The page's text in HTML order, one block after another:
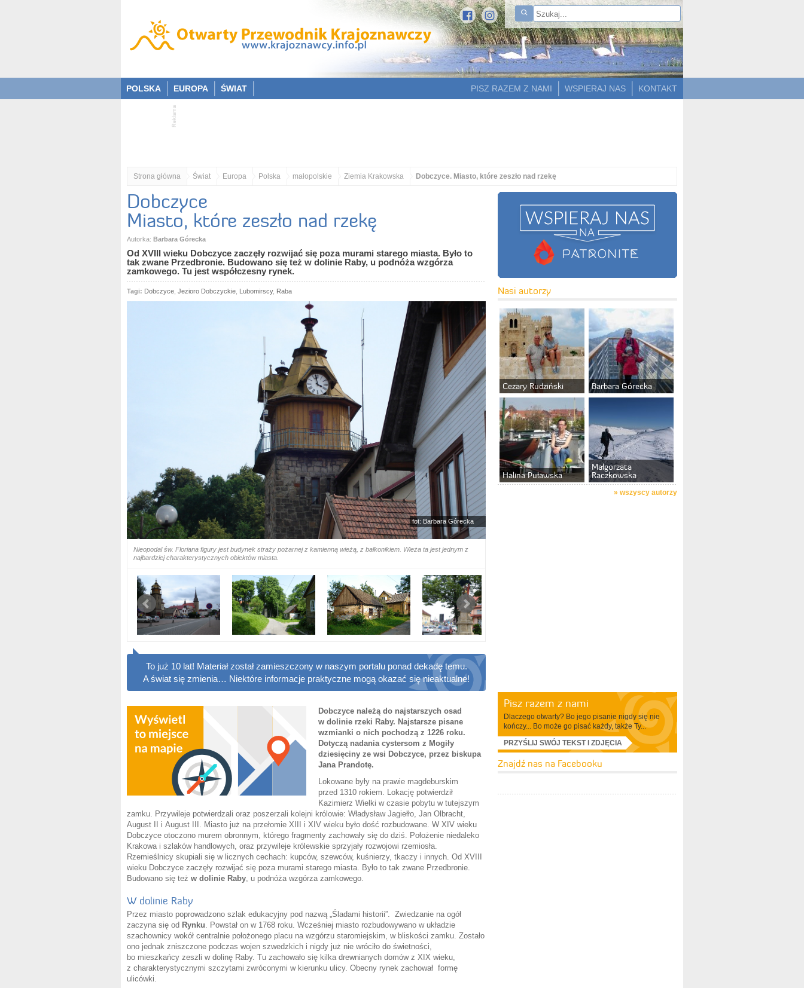
POLSKA EUROPA ŚWIAT KONTAKT
WSPIERAJ NAS
PISZ RAZEM Z NAMI
Strona główna Świat Europa Polska małopolskie Ziemia Krakowska Dobczyce. Miasto, które zeszło nad rzekę
Dobczyce
Miasto, które zeszło nad rzekę
Autorka: Barbara Górecka
Od XVIII wieku Dobczyce zaczęły rozwijać się poza murami starego miasta. Było to
tak zwane Przedbronie. Budowano się też w dolinie Raby, u podnóża wzgórza
zamkowego. Tu jest współczesny rynek.
Tagi: Dobczyce Jezioro Dobczyckie Lubomirscy, Raba
fot: Barbara Górecka
Nieopodal św. Floriana figury jest budynek straży pożarnej z kamienną wieżą, z balkonikiem. Wieża ta jest jednym z
najbardziej charakterystycznych obiektów miasta.
To już 10 lat! Materiał został zamieszczony w naszym portalu ponad dekadę temu.
A świat się zmienia… Niektóre informacje praktyczne mogą okazać się nieaktualne!
Dobczyce należą do najstarszych osad
w dolinie rzeki Raby. Najstarsze pisane
wzmianki o nich pochodzą z 1226 roku.
Dotyczą nadania cystersom z Mogiły
dziesięciny ze wsi Dobczyce, przez biskupa
Jana Prandotę.
Lokowane były na prawie magdeburskim
przed 1310 rokiem. Lokację potwierdził
Kazimierz Wielki w czasie pobytu w tutejszym
zamku. Przywileje potwierdzali oraz poszerzali kolejni królowie: Władysław Jagiełło, Jan Olbracht,
August II i August III. Miasto już na przełomie XIII i XIV wieku było dość rozbudowane. W XIV wieku
Dobczyce otoczono murem obronnym, którego fragmenty zachowały się do dziś. Położenie niedaleko
Krakowa i szlaków handlowych, oraz przywileje królewskie sprzyjały rozwojowi rzemiosła.
Rzemieślnicy skupiali się w licznych cechach: kupców, szewców, kuśnierzy, tkaczy i innych. Od XVIII
wieku Dobczyce zaczęły rozwijać się poza murami starego miasta. Było to tak zwane Przedbronie.
Budowano się też w dolinie Raby , u podnóża wzgórza zamkowego.
W dolinie Raby
Przez miasto poprowadzono szlak edukacyjny pod nazwą „Śladami historii”. Zwiedzanie na ogół
zaczyna się od Rynku . Powstał on w 1768 roku. Wcześniej miasto rozbudowywano w układzie
szachownicy wokół centralnie położonego placu na wzgórzu staromiejskim, w bliskości zamku. Zostało
ono jednak zniszczone podczas wojen szwedzkich i nigdy już nie wróciło do świetności,
bo mieszkańcy zeszli w dolinę Raby. Tu zachowało się kilka drewnianych domów z XIX wieku,
z charakterystycznymi szczytami zwróconymi w kierunku ulicy. Obecny rynek zachował formę
ulicówki.
Nasi autorzy
Cezary Rudziński Barbara Górecka
Halina Puławska
Małgorzata
Raczkowska
» wszyscy autorzy
Pisz razem z nami
Dlaczego otwarty? Bo jego pisanie nigdy się nie
kończy... Bo może go pisać każdy, także Ty...
PRZYŚLIJ SWÓJ TEKST I ZDJĘCIA
Znajdź nas na Facebooku